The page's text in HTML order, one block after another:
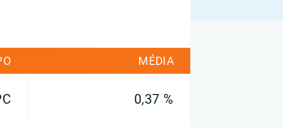
MÉDIA
0,37 %